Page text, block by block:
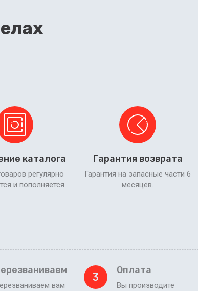
каталога
регулярно
и пополняется
Гарантия возврата
Гарантия на запасные части 6
месяцев.
вам
3
Оплата
Вы производите